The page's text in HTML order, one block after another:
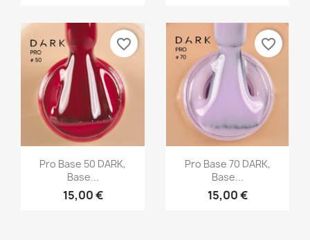
 Vista rápida
Pro Base 50 DARK,
Base...
15,00 €
favorite_border
 Vista rápida
Pro Base 70 DARK,
Base...
15,00 €
favorite_border